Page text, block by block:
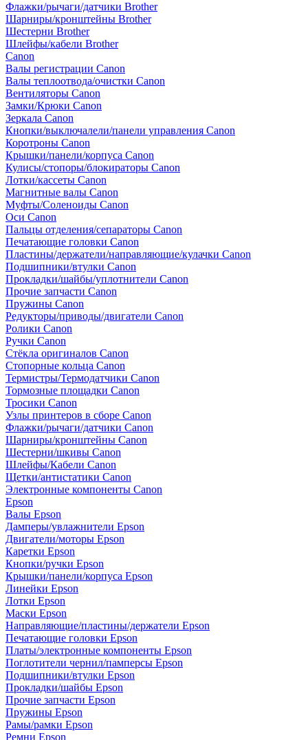
Флажки/рычаги/датчики Brother
Шарниры/кронштейны Brother
Шестерни Brother
Шлейфы/кабели Brother
Canon
Валы регистрации Canon
Валы теплоотвода/очистки Canon
Вентиляторы Canon
Замки/Крюки Canon
Зеркала Canon
Кнопки/выключалели/панели управления Canon
Коротроны Canon
Крышки/панели/корпуса Canon
Кулисы/стопоры/блокираторы Canon
Лотки/кассеты Canon
Магнитные валы Canon
Муфты/Соленоиды Canon
Оси Canon
Пальцы отделения/сепараторы Canon
Печатающие головки Canon
Пластины/держатели/направляющие/кулачки Canon
Подшипники/втулки Canon
Прокладки/шайбы/уплотнители Canon
Прочие запчасти Canon
Пружины Canon
Редукторы/приводы/двигатели Canon
Ролики Canon
Ручки Canon
Стёкла оригиналов Canon
Стопорные кольца Canon
Термистры/Термодатчики Canon
Тормозные площадки Canon
Тросики Canon
Узлы принтеров в сборе Canon
Флажки/рычаги/датчики Canon
Шарниры/кронштейны Canon
Шестерни/шкивы Canon
Шлейфы/Кабели Canon
Щетки/антистатики Canon
Электронные компоненты Canon
Epson
Валы Epson
Дамперы/увлажнители Epson
Двигатели/моторы Epson
Каретки Epson
Кнопки/ручки Epson
Крышки/панели/корпуса Epson
Линейки Epson
Лотки Epson
Маски Epson
Направляющие/пластины/держатели Epson
Печатающие головки Epson
Платы/электронные компоненты Epson
Поглотители чернил/памперсы Epson
Подшипники/втулки Epson
Прокладки/шайбы Epson
Прочие запчасти Epson
Пружины Epson
Рамы/рамки Epson
Ремни Epson